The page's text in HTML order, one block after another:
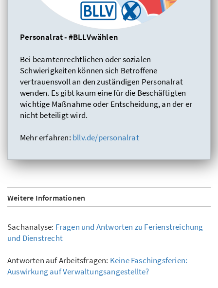
Personalrat - #BLLVwählen
Bei beamtenrechtlichen oder sozialen
Schwierigkeiten können sich Betroffene
vertrauensvoll an den zuständigen Personalrat
wenden. Es gibt kaum eine für die Beschäftigten
wichtige Maßnahme oder Entscheidung, an der er
nicht beteiligt wird.
Mehr erfahren: bllv.de/personalrat
Weitere Informationen
Sachanalyse: Fragen und Antworten zu Ferienstreichung
und Dienstrecht
Antworten auf Arbeitsfragen: Keine Faschingsferien:
Auswirkung auf Verwaltungsangestellte?